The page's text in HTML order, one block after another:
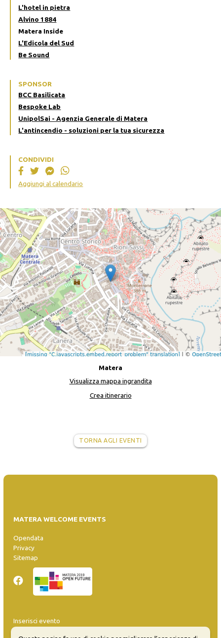
L'hotel in pietra
Alvino 1884
Matera Inside
L'Edicola del Sud
Be Sound
SPONSOR
BCC Basilicata
Bespoke Lab
UnipolSai - Agenzia Generale di Matera
L'antincendio - soluzioni per la tua sicurezza
CONDIVIDI
Aggiungi al calendario
Matera
Visualizza mappa ingrandita
Crea itinerario
TORNA AGLI EVENTI
MATERA WELCOME EVENTS
Opendata
Privacy
Sitemap
Inserisci evento